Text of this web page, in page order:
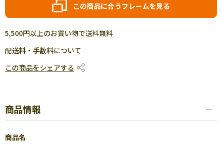
この商品に合うフレームを見る
5,500円以上のお買い物で送料無料
配送料・手数料について
この商品をシェアする
商品情報
商品名